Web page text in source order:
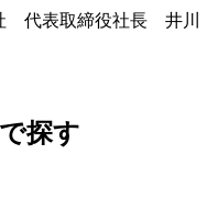
代表取締役社長 井川
探す